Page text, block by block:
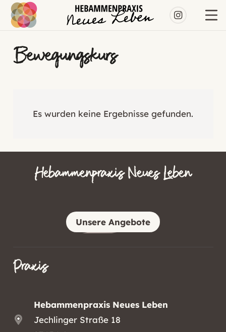
Bewegungskurs
Es wurden keine Ergebnisse gefunden.
Hebammenpraxis Neues Leben
Unsere Angebote
Praxis
Hebammenpraxis Neues Leben
Jechlinger Straße 18